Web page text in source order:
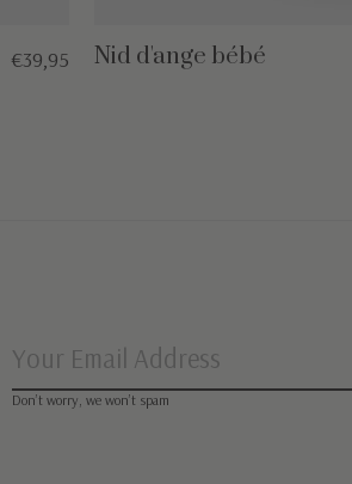
€39,95 Nid d'ange bébé
Don’t worry, we won’t spam